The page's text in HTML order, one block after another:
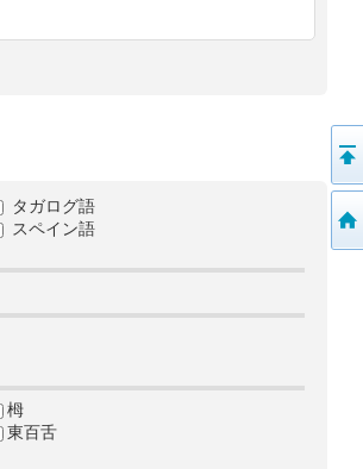
タガログ語
スペイン語
栂
東百舌